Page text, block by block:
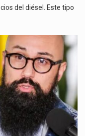
del diésel. Este tipo